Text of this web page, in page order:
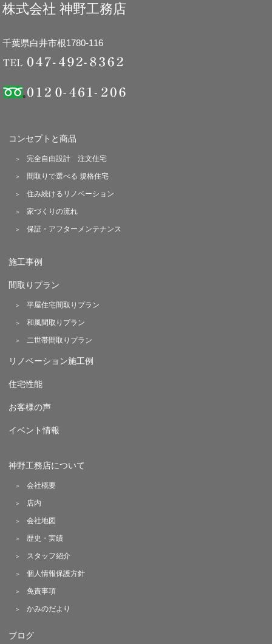
株式会社 神野工務店
千葉県白井市根1780-116
コンセプトと商品
完全自由設計 注文住宅
間取りで選べる 規格住宅
住み続けるリノベーション
家づくりの流れ
保証・アフターメンテナンス
施工事例
間取りプラン
平屋住宅間取りプラン
和風間取りプラン
二世帯間取りプラン
リノベーション施工例
住宅性能
お客様の声
イベント情報
神野工務店について
会社概要
店内
会社地図
歴史・実績
スタッフ紹介
個人情報保護方針
免責事項
かみのだより
ブログ